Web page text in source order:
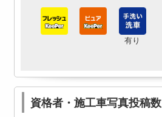
有り
資格者・施工車写真投稿数